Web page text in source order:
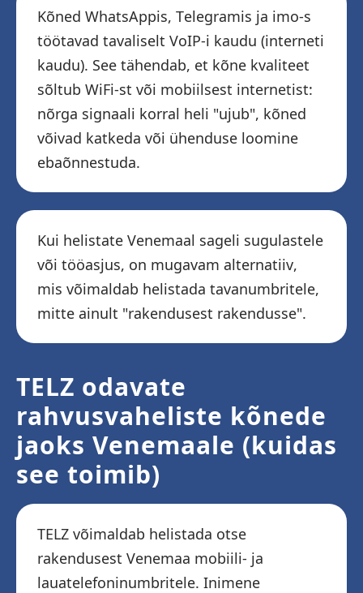
Kõned WhatsAppis, Telegramis ja imo-s
töötavad tavaliselt VoIP-i kaudu (interneti
kaudu). See tähendab, et kõne kvaliteet
sõltub WiFi-st või mobiilsest internetist:
nõrga signaali korral heli "ujub", kõned
võivad katkeda või ühenduse loomine
ebaõnnestuda.
Kui helistate Venemaal sageli sugulastele
või tööasjus, on mugavam alternatiiv,
mis võimaldab helistada tavanumbritele,
mitte ainult "rakendusest rakendusse".
TELZ odavate
rahvusvaheliste kõnede
jaoks Venemaale (kuidas
see toimib)
TELZ võimaldab helistada otse
rakendusest Venemaa mobiili- ja
lauatelefoninumbritele. Inimene